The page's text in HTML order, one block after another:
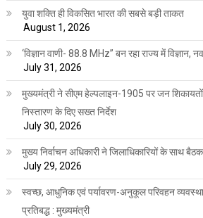
युवा शक्ति ही विकसित भारत की सबसे बड़ी ताकत
August 1, 2026
‘विज्ञान वाणी- 88.8 MHz” बन रहा राज्य में
July 31, 2026
मुख्यमंत्री ने सीएम हेल्पलाइन-1905 पर जन शिकायतों
निस्तारण के दिए सख्त निर्देश
July 30, 2026
मुख्य निर्वाचन अधिकारी ने जिलाधिकारियों के साथ
July 29, 2026
स्वच्छ, आधुनिक एवं पर्यावरण-अनुकूल परिवहन व्यवस्था
प्रतिबद्ध : मुख्यमंत्री